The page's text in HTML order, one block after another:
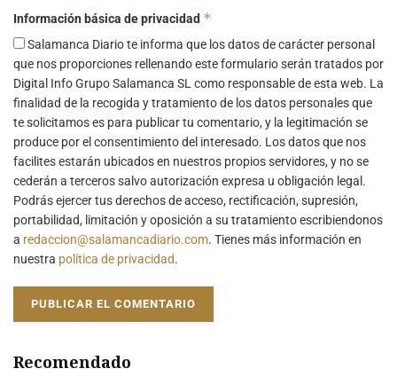
Información básica de privacidad *
Salamanca Diario te informa que los datos de carácter personal
que nos proporciones rellenando este formulario serán tratados por
Digital Info Grupo Salamanca SL como responsable de esta web. La
finalidad de la recogida y tratamiento de los datos personales que
te solicitamos es para publicar tu comentario, y la legitimación se
produce por el consentimiento del interesado. Los datos que nos
facilites estarán ubicados en nuestros propios servidores, y no se
cederán a terceros salvo autorización expresa u obligación legal.
Podrás ejercer tus derechos de acceso, rectificación, supresión,
portabilidad, limitación y oposición a su tratamiento escribiendonos
a redaccion@salamancadiario.com. Tienes más información en
nuestra política de privacidad.
Recomendado